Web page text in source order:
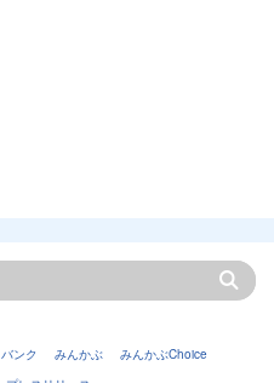
バンク みんかぶ
みんかぶChoice